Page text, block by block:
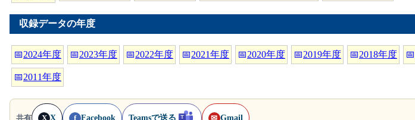
収録データの年度
📅2024年度 📅2023年度 📅2022年度 📅2021年度 📅2020年度 📅2019年度 📅2018年度 📅
📅2011年度
共有 X X f Facebook Teamsで送る ✉ Gmail